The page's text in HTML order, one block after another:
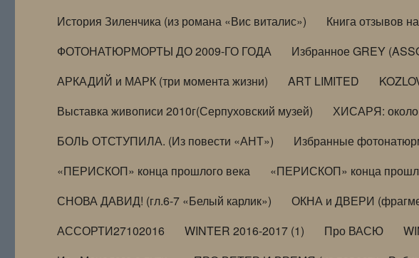
История Зиленчика (из романа «Вис виталис»)
Книга отзывов
ФОТОНАТЮРМОРТЫ ДО 2009-ГО ГОДА
Избранное GREY
АРКАДИЙ и МАРК (три момента жизни)
ART LIMITED
Выставка живописи 2010г(Серпуховский музей)
ХИСАРЯ:
БОЛЬ ОТСТУПИЛА. (Из повести «АНТ»)
Избранные
«ПЕРИСКОП» конца прошлого века
«ПЕРИСКОП» конца
СНОВА ДАВИД! (гл.6-7 «Белый карлик»)
ОКНА и ДВЕРИ
АССОРТИ27102016
WINTER 2016-2017 (1) Про ВАСЮ